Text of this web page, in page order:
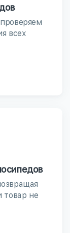
всех
товар не